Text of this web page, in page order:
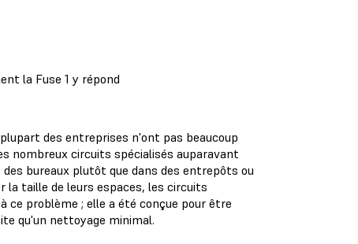
la Fuse 1 y répond
des entreprises n'ont pas beaucoup
nombreux circuits spécialisés auparavant
bureaux plutôt que dans des entrepôts ou
la taille de leurs espaces, les circuits
ce problème ; elle a été conçue pour être
qu'un nettoyage minimal.